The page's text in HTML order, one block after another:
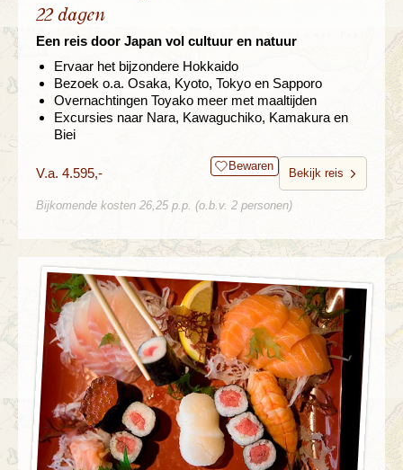
22 dagen
Een reis door Japan vol cultuur en natuur
Ervaar het bijzondere Hokkaido
Bezoek o.a. Osaka, Kyoto, Tokyo en Sapporo
Overnachtingen Toyako meer met maaltijden
Excursies naar Nara, Kawaguchiko, Kamakura en
Biei
V.a. 4.595,- Bewaren
Bekijk reis
Bijkomende kosten 26,25 p.p. (o.b.v. 2 personen)